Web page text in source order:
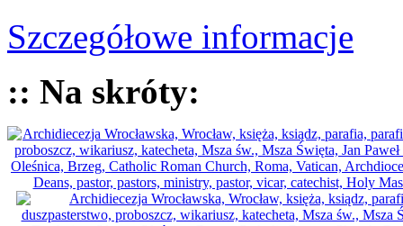
Szczegółowe informacje
:: Na skróty: